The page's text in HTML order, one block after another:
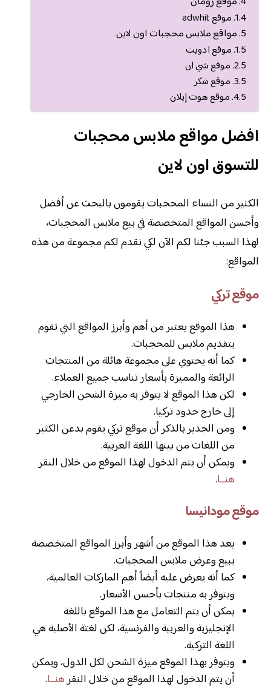
موقع adwhit
مواقع ملابس محجبات اون لاين
موقع ادويت
موقع شي ان
موقع شكر
موقع هوت إيلان
افضل مواقع ملابس محجبات
للتسوق اون لاين
الكثير من النساء المحجبات يقومون بالبحث عن أفضل
وأحسن المواقع المتخصصة في بيع ملابس المحجبات،
لهذا السبب جئنا لكم الآن لكي نقدم لكم مجموعة من هذه
المواقع:
موقع تركي
هذا الموقع يعتبر من أهم وأبرز المواقع التي تقوم
بتقديم ملابس للمحجبات.
كما أنه يحتوي على مجموعة هائلة من المنتجات
الرائعة والمميزة بأسعار تناسب جميع العملاء.
لكن هذا الموقع لا يتوفر به ميزة الشحن الخارجي
إلى خارج حدود تركيا.
ومن الجدير بالذكر أن موقع تركي يقوم بدعن الكثير
من اللغات من بينها اللغة العربية.
ويمكن أن يتم الدخول لهذا الموقع من خلال النقر
هنــا.
موقع مودانيسا
يعد هذا الموقع من أشهر وأبرز المواقع المتخصصة
ببيع وعرض ملابس المحجبات.
كما أنه يعرض عليه أيضاً أهم الماركات العالمية،
ويتوفر به منتجات بأحسن الأسعار.
يمكن أن يتم التعامل مع هذا الموقع باللغة
الإنجليزية والعربية والفرنسية، لكن لغتة الأصلية هي
اللغة التركية.
ويتوفر بهذا الموقع ميزة الشحن لكل الدول، ويمكن
أن يتم الدخول لهذا الموقع من خلال النقرهنــا.